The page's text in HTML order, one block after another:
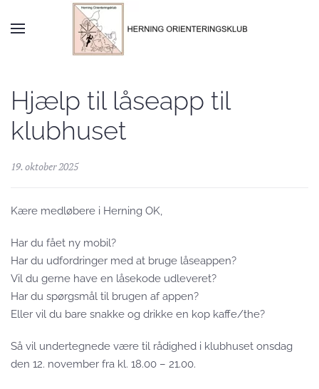
Skip to main content
Hjælp til låseapp til
klubhuset
19. oktober 2025
Kære medløbere i Herning OK,
Har du fået ny mobil?
Har du udfordringer med at bruge låseappen?
Vil du gerne have en låsekode udleveret?
Har du spørgsmål til brugen af appen?
Eller vil du bare snakke og drikke en kop kaffe/the?
Så vil undertegnede være til rådighed i klubhuset onsdag
den 12. november fra kl. 18.00 – 21.00.